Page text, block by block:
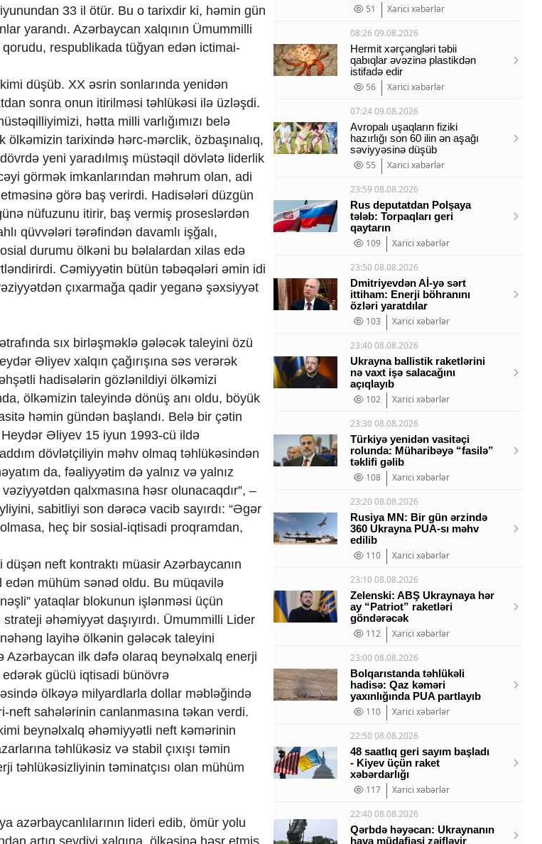
33 il ötür. Bu o tarixdir ki, həmin gün
yarandı. Azərbaycan xalqının Ümummilli
respublikada tüğyan edən ictimai-
düşüb. XX əsrin sonlarında yenidən
sonra onun itirilməsi təhlükəsi ilə üzləşdi.
hətta milli varlığımızı belə
tarixində hərc-mərclik, özbaşınalıq,
yeni yaradılmış müstəqil dövlətə liderlik
görmək imkanlarından məhrum olan, adi
görə baş verirdi. Hadisələri düzgün
nüfuzunu itirir, baş vermiş proseslərdən
qüvvələri tərəfindən davamlı işğalı,
durumu ölkəni bu bəlalardan xilas edə
Cəmiyyətin bütün təbəqələri əmin idi
çıxarmağa qadir yeganə şəxsiyyət
sıx birləşməklə gələcək taleyini özü
Əliyev xalqın çağırışına səs verərək
hadisələrin gözlənildiyi ölkəmizi
ölkəmizin taleyində dönüş anı oldu, böyük
həmin gündən başlandı. Belə bir çətin
Əliyev 15 iyun 1993-cü ildə
dövlətçiliyin məhv olmaq təhlükəsindən
da, fəaliyyətim də yalnız və yalnız
qalxmasına həsr olunacaqdır”, –
sabitliyi son dərəcə vacib sayırdı: “Əgər
heç bir sosial-iqtisadi proqramdan,
neft kontraktı müasir Azərbaycanın
edən mühüm sənəd oldu. Bu müqavilə
yataqlar blokunun işlənməsi üçün
əhəmiyyət daşıyırdı. Ümummilli Lider
layihə ölkənin gələcək taleyini
ilk dəfə olaraq beynəlxalq enerji
güclü iqtisadi bünövrə
ölkəyə milyardlarla dollar məbləğində
sahələrinin canlanmasına təkan verdi.
beynəlxalq əhəmiyyətli neft kəmərinin
təhlükəsiz və stabil çıxışı təmin
təhlükəsizliyinin təminatçısı olan mühüm
azərbaycanlılarının lideri edib, ömür yolu
artıq sevdiyi xalqına, ölkəsinə həsr etmiş
51
Xarici xəbərlər
08:26 09.08.2026
Hermit xərçəngləri təbii
qabıqlar əvəzinə plastikdən
istifadə edir
56
Xarici xəbərlər
07:24 09.08.2026
Avropalı uşaqların fiziki
hazırlığı son 60 ilin ən aşağı
səviyyəsinə düşüb
55
Xarici xəbərlər
23:59 08.08.2026
Rus deputatdan Polşaya
tələb: Torpaqları geri
qaytarın
109
Xarici xəbərlər
23:50 08.08.2026
Dmitriyevdən Aİ-yə sərt
ittiham: Enerji böhranını
özləri yaratdılar
103
Xarici xəbərlər
23:40 08.08.2026
Ukrayna ballistik raketlərini
nə vaxt işə salacağını
açıqlayıb
102
Xarici xəbərlər
23:30 08.08.2026
Türkiyə yenidən vasitəçi
rolunda: Müharibəyə “fasilə”
təklifi gəlib
108
Xarici xəbərlər
23:20 08.08.2026
Rusiya MN: Bir gün ərzində
360 Ukrayna PUA-sı məhv
edilib
110
Xarici xəbərlər
23:10 08.08.2026
Zelenski: ABŞ Ukraynaya hər
ay “Patriot” raketləri
göndərəcək
112
Xarici xəbərlər
23:00 08.08.2026
Bolqarıstanda təhlükəli
hadisə: Qaz kəməri
yaxınlığında PUA partlayıb
110
Xarici xəbərlər
22:50 08.08.2026
48 saatlıq geri sayım başladı
- Kiyev üçün raket
xəbərdarlığı
117
Xarici xəbərlər
22:40 08.08.2026
Qərbdə həyəcan: Ukraynanın
hava müdafiəsi zəifləyir